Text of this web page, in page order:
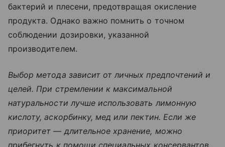
бактерий и плесени, предотвращая окисление
продукта. Однако важно помнить о точном
соблюдении дозировки, указанной
производителем.
Выбор метода зависит от личных предпочтений и
целей. При стремлении к максимальной
натуральности лучше использовать лимонную
кислоту, аскорбинку, мед или пектин. Если же
приоритет — длительное хранение, можно